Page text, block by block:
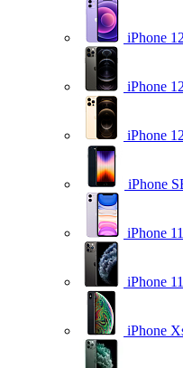
iPhone
iPhone
iPhone
iPhone
iPhone 11
iPhone
iPhone